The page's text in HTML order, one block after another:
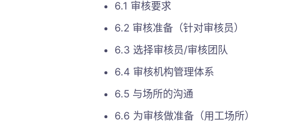
6.1 审核要求
6.2 审核准备（针对审核员）
6.3 选择审核员/审核团队
6.4 审核机构管理体系
6.5 与场所的沟通
6.6 为审核做准备（用工场所）